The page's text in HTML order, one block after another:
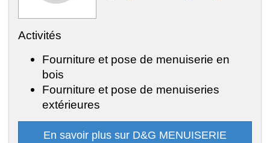
Activités
Fourniture et pose de menuiserie en
bois
Fourniture et pose de menuiseries
extérieures
En savoir plus sur D&G MENUISERIE